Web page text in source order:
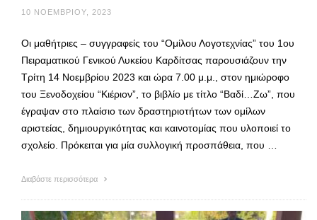
10 ΝΟΕΜΒΡΊΟΥ, 2023
Οι μαθήτριες – συγγραφείς του “Ομίλου Λογοτεχνίας” του 1ου
Πειραματικού Γενικού Λυκείου Καρδίτσας παρουσιάζουν την
Τρίτη 14 Νοεμβρίου 2023 και ώρα 7.00 μ.μ., στον ημιώροφο
του Ξενοδοχείου “Κιέριον”, το βιβλίο με τίτλο “Βαδί…Ζω”, που
έγραψαν στο πλαίσιο των δραστηριοτήτων των ομίλων
αριστείας, δημιουργικότητας και καινοτομίας που υλοποιεί το
σχολείο. Πρόκειται για μία συλλογική προσπάθεια, που …
Διαβάστε περισσότερα